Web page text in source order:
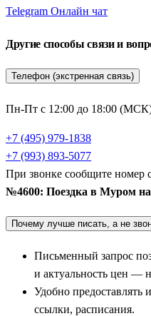
Telegram Онлайн чат
Другие способы связи и
Телефон (экстренная связь)
Пн-Пт с 12:00 до 18:00
+7 (495) 979-1838
+7 (993) 893-5077
При звонке сообщите номер
№4600: Поездка в Муром
Почему лучше писать, а не
Письменный запрос
и актуальность цен —
Удобно
ссылки, расписания.